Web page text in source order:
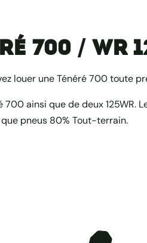
700 / WR
louer une Ténéré 700 toute
ainsi que de deux 125WR.
pneus 80% Tout-terrain.